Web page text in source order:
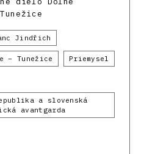
Jindřich
– Tunežice Priemysel
a slovenská
avantgarda